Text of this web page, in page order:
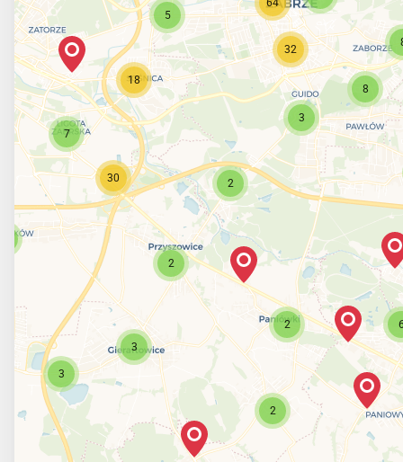
6
2
2
3
2
2
8
3
3
32
30
18
7
5